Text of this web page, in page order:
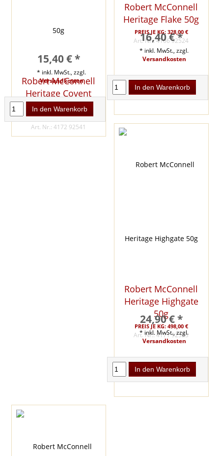
Robert McConnell
Heritage Covent
Garden 50g
PREIS JE KG: 308,00 €
Art. Nr.: 4172 92541
15,40 € *
* inkl. MwSt., zzgl.
Versandkosten
In den Warenkorb
Robert McConnell
Heritage Flake 50g
PREIS JE KG: 328,00 €
Art. Nr.: 4166 92524
16,40 € *
* inkl. MwSt., zzgl.
Versandkosten
In den Warenkorb
Robert McConnell
Heritage Highgate
50g
PREIS JE KG: 498,00 €
Art. Nr.: 4171 92523
24,90 € *
* inkl. MwSt., zzgl.
Versandkosten
In den Warenkorb